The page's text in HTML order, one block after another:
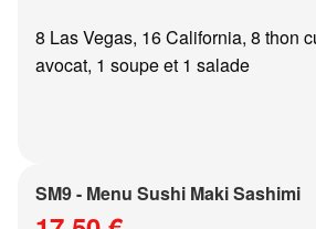
8 Las Vegas, 16 California, 8 thon
avocat, 1 soupe et 1 salade
SM9 - Menu Sushi Maki Sashimi